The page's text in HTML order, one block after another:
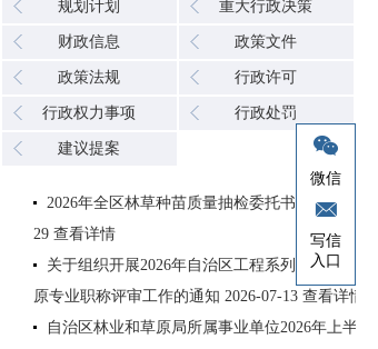
微信
写信
入口
规划计划 重大行政决策
财政信息 政策文件
政策法规 行政许可
行政权力事项 行政处罚
建议提案
2026年全区林草种苗质量抽检委托书 2026-07-
29 查看详情
关于组织开展2026年自治区工程系列林业和草
原专业职称评审工作的通知 2026-07-13 查看详情
自治区林业和草原局所属事业单位2026年上半